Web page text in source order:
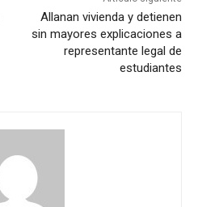
Allanan vivienda y detienen
sin mayores explicaciones a
representante legal de
estudiantes